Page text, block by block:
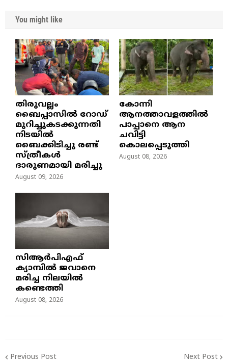
You might like
തിരുവല്ലം
ബൈപ്പാസില്‍ റോഡ്
മുറിച്ചുകടക്കുന്നതി
നിടയില്‍
ബൈക്കിടിച്ചു രണ്ട്
സ്ത്രീകള്‍
ദാരുണമായി മരിച്ചു
August 09, 2026
കോന്നി
ആനത്താവളത്തിൽ
പാപ്പാനെ ആന
ചവിട്ടി
കൊലപ്പെടുത്തി
August 08, 2026
സിആർപിഎഫ്
ക്യാമ്പിൽ ജവാനെ
മരിച്ച നിലയിൽ
കണ്ടെത്തി
August 08, 2026
Previous Post Next Post